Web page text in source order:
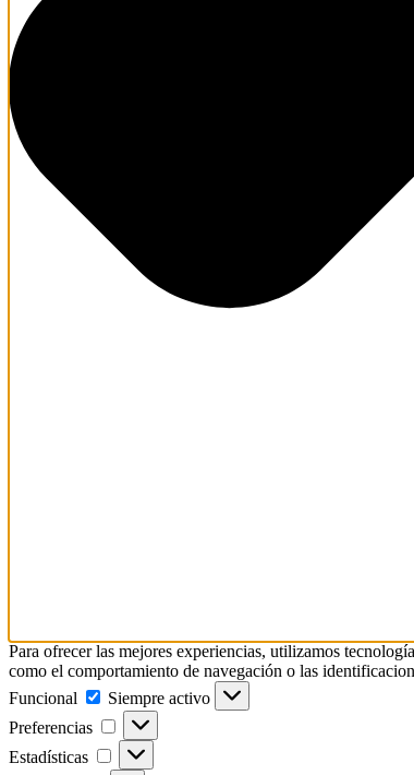
Para ofrecer las mejores experiencias, utilizamos
como el comportamiento de navegación o las
Funcional
Funcional
Siempre activo
Preferencias
Preferencias
Estadísticas Estadísticas